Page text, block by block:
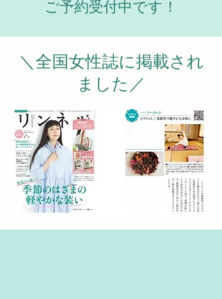
ご予約受付中です！
＼全国女性誌に掲載され
ました／